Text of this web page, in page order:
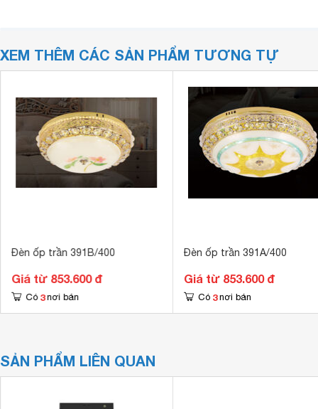
XEM THÊM CÁC SẢN PHẨM TƯƠNG TỰ
Đèn ốp trần 391B/400
Giá từ 853.600 đ
Có 3 nơi bán
Đèn ốp trần 391A/400
Giá từ 853.600 đ
Có 3 nơi bán
SẢN PHẨM LIÊN QUAN